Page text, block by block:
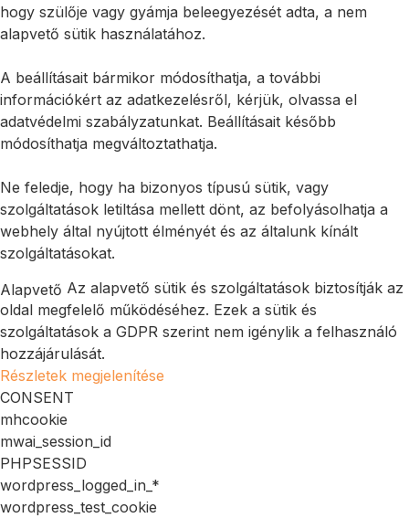
hogy szülője vagy gyámja beleegyezését adta, a nem
alapvető sütik használatához.
A beállításait bármikor módosíthatja, a további
információkért az adatkezelésről, kérjük, olvassa el
adatvédelmi szabályzatunkat. Beállításait később
módosíthatja megváltoztathatja.
Ne feledje, hogy ha bizonyos típusú sütik, vagy
szolgáltatások letiltása mellett dönt, az befolyásolhatja a
webhely által nyújtott élményét és az általunk kínált
szolgáltatásokat.
Alapvető Az alapvető sütik és szolgáltatások biztosítják az
oldal megfelelő működéséhez. Ezek a sütik és
szolgáltatások a GDPR szerint nem igénylik a felhasználó
hozzájárulását.
Részletek megjelenítése
CONSENT
mhcookie
mwai_session_id
PHPSESSID
wordpress_logged_in_*
wordpress_test_cookie